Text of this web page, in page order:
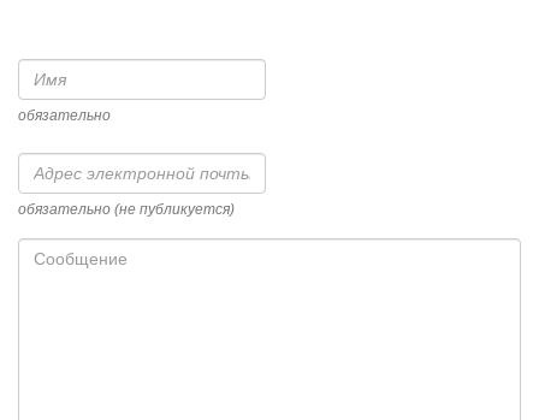
Имя
обязательно
Адрес
электронной
почты
обязательно (не публикуется)
Сообщение